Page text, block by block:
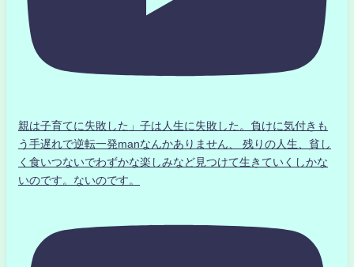
親は子育てに失敗した」子は人生に失敗した。負けに気付きも
う手遅れで逆転一発manなんかありません、 残りの人生、貧し
く食いつないでわずかな楽しみなど見つけて生きていくしかな
いのです。ないのです。